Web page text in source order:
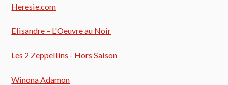
Heresie.com
Elisandre – L'Oeuvre au Noir
Les 2 Zeppellins - Hors Saison
Winona Adamon